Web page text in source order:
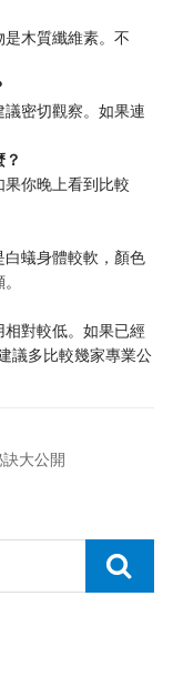
木質纖維素。不
密切觀察。如果連
你晚上看到比較
蟻身體較軟，顏色
對較低。如果已經
議多比較幾家專業公
大公開